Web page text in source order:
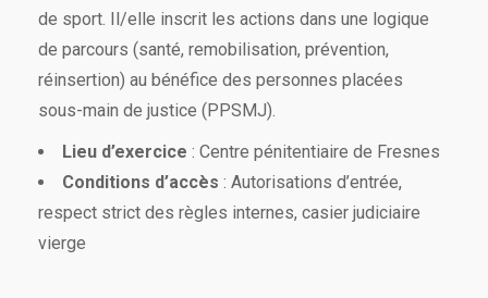
de sport. Il/elle inscrit les actions dans une logique
de parcours (santé, remobilisation, prévention,
réinsertion) au bénéfice des personnes placées
sous-main de justice (PPSMJ).
Lieu d’exercice : Centre pénitentiaire de Fresnes
Conditions d’accès : Autorisations d’entrée,
respect strict des règles internes, casier judiciaire
vierge